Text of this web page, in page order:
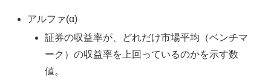
アルファ(α)
証券の収益率が、どれだけ市場平均（ベンチマ
ーク）の収益率を上回っているのかを示す数
値。